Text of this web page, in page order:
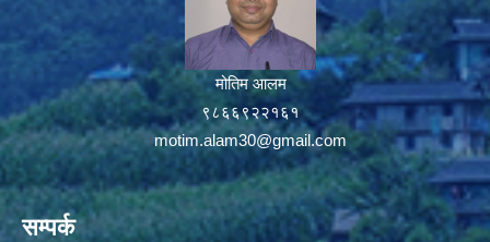
मोतिम आलम
९८६६९२२१६१
motim.alam30@gmail.com
सम्पर्क